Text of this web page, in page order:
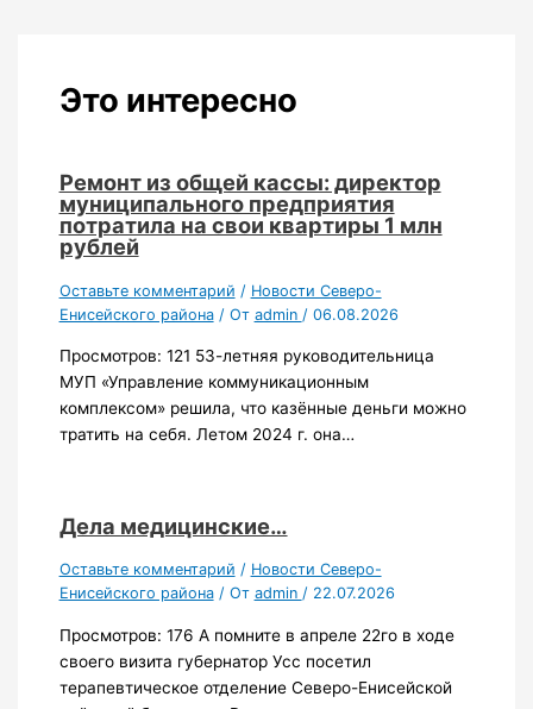
Это интересно
Ремонт из общей кассы: директор
муниципального предприятия
потратила на свои квартиры 1 млн
рублей
Оставьте комментарий / Новости Северо-
Енисейского района/ От admin / 06.08.2026
Просмотров: 121 53-летняя руководительница
МУП «Управление коммуникационным
комплексом» решила, что казённые деньги можно
тратить на себя. Летом 2024 г. она…
Дела медицинские…
Оставьте комментарий / Новости Северо-
Енисейского района/ От admin / 22.07.2026
Просмотров: 176 А помните в апреле 22го в ходе
своего визита губернатор Усс посетил
терапевтическое отделение Северо-Енисейской